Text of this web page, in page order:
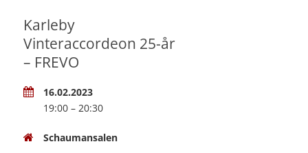
Karleby
Vinteraccordeon 25-år
– FREVO
16.02.2023
19:00 – 20:30
Schaumansalen